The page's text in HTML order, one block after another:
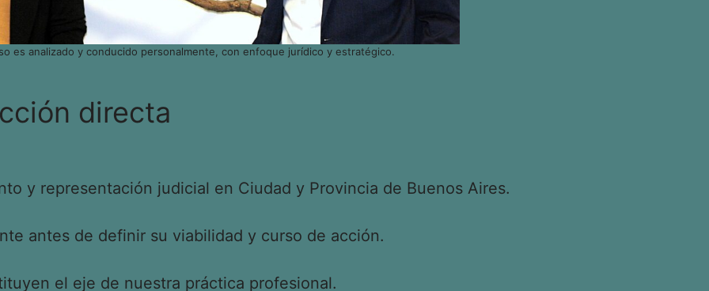
es analizado y conducido personalmente, con enfoque jurídico y estratégico.
directa
y representación judicial en Ciudad y Provincia de Buenos Aires.
antes de definir su viabilidad y curso de acción.
el eje de nuestra práctica profesional.